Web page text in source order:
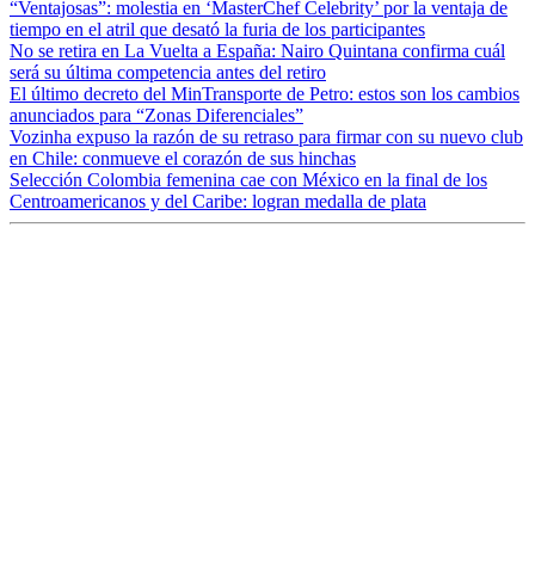
“Ventajosas”: molestia en ‘MasterChef Celebrity’ por la ventaja de
tiempo en el atril que desató la furia de los participantes
No se retira en La Vuelta a España: Nairo Quintana confirma cuál
será su última competencia antes del retiro
El último decreto del MinTransporte de Petro: estos son los cambios
anunciados para “Zonas Diferenciales”
Vozinha expuso la razón de su retraso para firmar con su nuevo club
en Chile: conmueve el corazón de sus hinchas
Selección Colombia femenina cae con México en la final de los
Centroamericanos y del Caribe: logran medalla de plata